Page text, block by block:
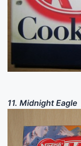
11. Midnight Eagle